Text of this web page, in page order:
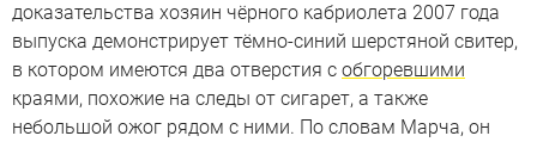
доказательства хозяин чёрного кабриолета 2007 года
выпуска демонстрирует тёмно-синий шерстяной свитер,
в котором имеются два отверстия с обгоревшими
краями, похожие на следы от сигарет, а также
небольшой ожог рядом с ними. По словам Марча, он